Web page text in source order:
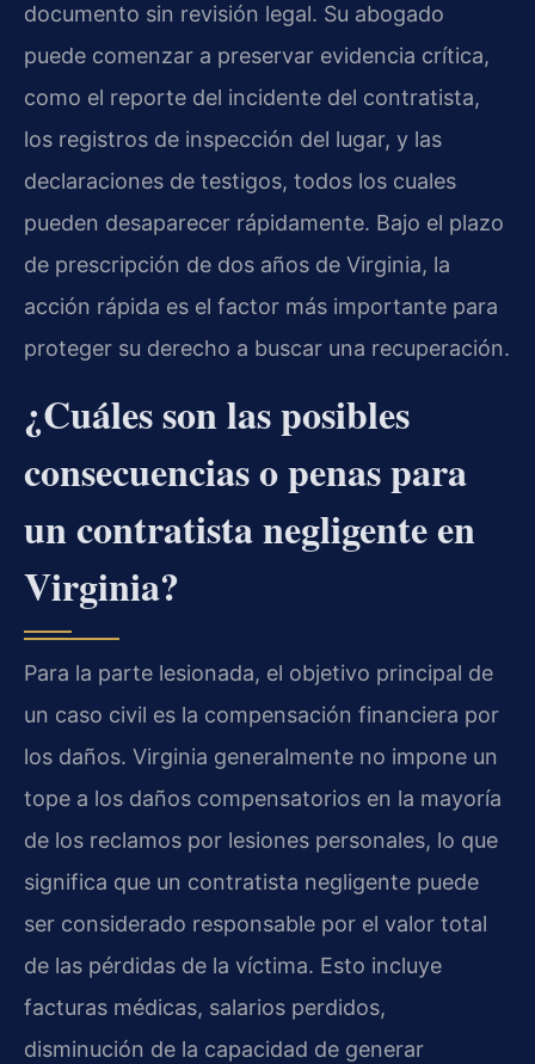
documento sin revisión legal. Su abogado
puede comenzar a preservar evidencia crítica,
como el reporte del incidente del contratista,
los registros de inspección del lugar, y las
declaraciones de testigos, todos los cuales
pueden desaparecer rápidamente. Bajo el plazo
de prescripción de dos años de Virginia, la
acción rápida es el factor más importante para
proteger su derecho a buscar una recuperación.
¿Cuáles son las posibles
consecuencias o penas para
un contratista negligente en
Virginia?
Para la parte lesionada, el objetivo principal de
un caso civil es la compensación financiera por
los daños. Virginia generalmente no impone un
tope a los daños compensatorios en la mayoría
de los reclamos por lesiones personales, lo que
significa que un contratista negligente puede
ser considerado responsable por el valor total
de las pérdidas de la víctima. Esto incluye
facturas médicas, salarios perdidos,
disminución de la capacidad de generar